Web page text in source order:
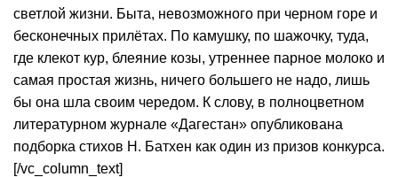
светлой жизни. Быта, невозможного при черном горе и
бесконечных прилётах. По камушку, по шажочку, туда,
где клекот кур, блеяние козы, утреннее парное молоко и
самая простая жизнь, ничего большего не надо, лишь
бы она шла своим чередом. К слову, в полноцветном
литературном журнале «Дагестан» опубликована
подборка стихов Н. Батхен как один из призов конкурса.
[/vc_column_text]